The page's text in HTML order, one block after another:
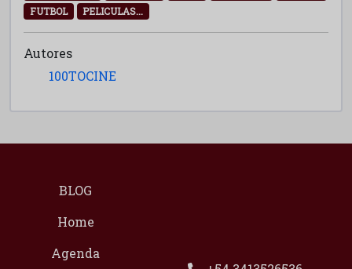
FUTBOL
PELICULAS...
Autores
100TOCINE
BLOG
Home
Agenda